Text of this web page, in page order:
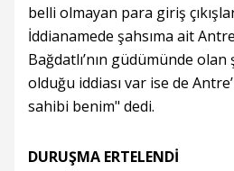
belli olmayan para giriş
İddianamede şahsıma ait
Bağdatlı’nın güdümünde
olduğu iddiası var ise de
sahibi benim" dedi.
DURUŞMA ERTELENDİ